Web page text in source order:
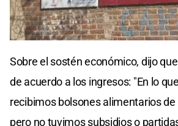
of
seconds
Sobre el sostén económico, dijo
de acuerdo a los ingresos: "En lo
recibimos bolsones alimentarios
pero no tuvimos subsidios o